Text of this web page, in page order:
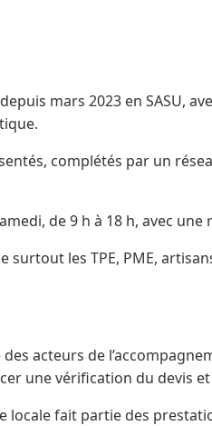
mars 2023 en SASU,
complétés par un
de 9 h à 18 h, avec une
surtout les TPE, PME,
des acteurs de
une vérification du devis
locale fait partie des